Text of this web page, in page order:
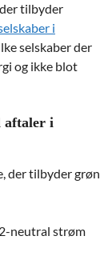
tilbyder
i
selskaber der
og ikke blot
aftaler i
der tilbyder grøn
neutral strøm